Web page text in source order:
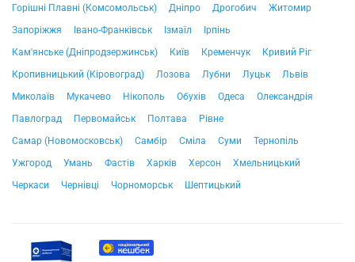
Горішні Плавні (Комсомольськ)
Дніпро Дрогобич
Житомир
Запоріжжя
Івано-Франківськ Ізмаїл
Ірпінь
Кам'янське (Дніпродзержинськ)
Київ Кременчук
Кривий Ріг
Кропивницький (Кіровоград)
Лозова Лубни Луцьк
Львів
Миколаїв
Мукачево Нікополь Обухів Одеса
Олександрія
Павлоград
Первомайськ Полтава
Рівне
Самар (Новомосковськ)
Самбір Сміла Суми
Тернопіль
Ужгород
Умань Фастів Харків Херсон
Хмельницький
Черкаси
Чернівці Чорноморськ Шептицький